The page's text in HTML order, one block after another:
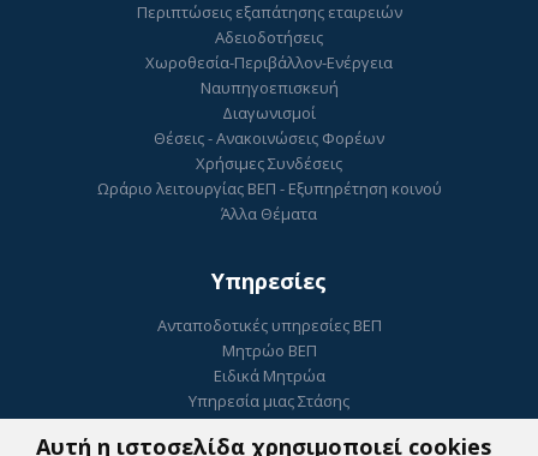
Αυτή η ιστοσελίδα χρησιμοποιεί cookies
Περιπτώσεις εξαπάτησης εταιρειών
Αδειοδοτήσεις
Χωροθεσία-Περιβάλλον-Ενέργεια
Ναυπηγοεπισκευή
Διαγωνισμοί
Θέσεις - Ανακοινώσεις Φορέων
Χρήσιμες Συνδέσεις
Ωράριο λειτουργίας ΒΕΠ - Εξυπηρέτηση κοινού
Άλλα Θέματα
Υπηρεσίες
Ανταποδοτικές υπηρεσίες ΒΕΠ
Μητρώο ΒΕΠ
Ειδικά Μητρώα
Υπηρεσία μιας Στάσης
Ηλεκτρονικό Επιμελητήριο
ΓΕΜΗ